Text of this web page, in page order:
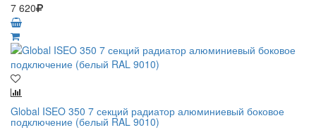
7 620
Global ISEO 350 7 секций радиатор алюминиевый боковое
подключение (белый RAL 9010)